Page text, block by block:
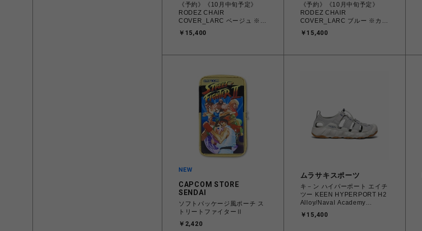
《予約》《10月中旬予定》
RODEZ CHAIR
COVER_LARC ベージュ ※カ
バーのみ ロデカバー（027）
700
￥15,400
《予約》《10月中旬予定》
RODEZ CHAIR
COVER_LARC ブルー ※カバ
ーのみ ロデカバー（044）
700
￥15,400
CAPCOM STORE
SENDAI
ソフトパッケージ風ポーチ ス
トリートファイターⅡ
￥2,420
ムラサキスポーツ
キ－ン ハイパーポート エイチ
ツー KEEN HYPERPORT H2
Alloy/Naval Academy
25.5cm～28.5cm 1030195
スニーカー メンズ
￥15,400